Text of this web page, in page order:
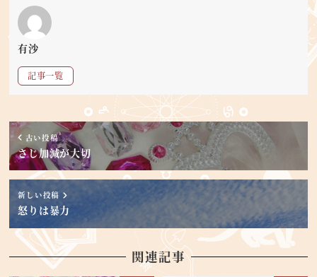
有沙
記事一覧
古い投稿
さじ加減が大切
新しい投稿
怒りは暴力
関連記事